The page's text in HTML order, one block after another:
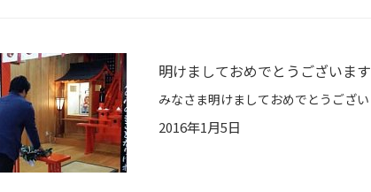
明けましておめでとうございます
2016年1月5日